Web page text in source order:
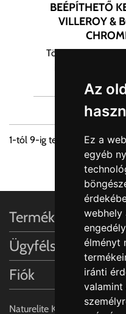
Az
Ez a
egyéb
webhely
élményt
iránti
BEÉPÍTHETŐ
VILLEROY &
Törekszünk a
1-tól 9-ig terjedő tételek
1
2
Naturelite Kft,
Ügyfélszolgálat
Fiók